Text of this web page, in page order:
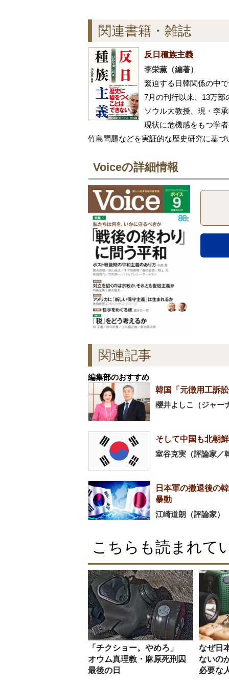
関連書籍・雑誌
反日種族主義
李栄薫（編著）
緊迫する日韓関係の中
7月の刊行以来、13万
ソウル大教授、現・李
現状に危機感をもつ学
竹島問題などを実証的な歴史研究に基づ
Voiceの詳細情報
関連記事
編集部のおすすめ
韓国「元徴用工訴
櫻井よしこ（ジャー
そして中国も北朝
室谷克実（評論家／
日本軍の撤退後の
暴動
江崎道朗（評論家）
こちらも読まれて
「チクショー。やめろ」
オウム真理教・麻原死刑囚
最後の日
なぜ日
ないの
必要な